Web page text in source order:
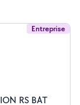
Entreprise